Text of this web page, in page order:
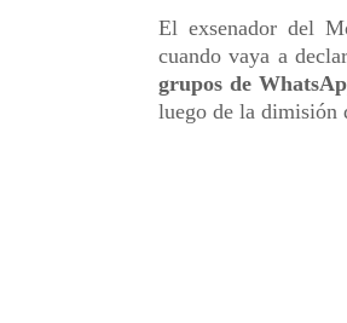
El exsenador del
cuando vaya a
grupos de
luego de la dimisión